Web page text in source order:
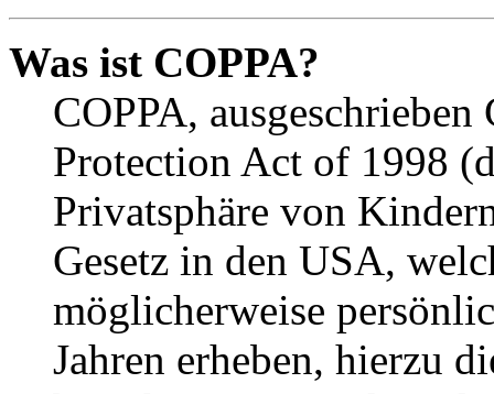
Was ist COPPA?
COPPA,
Protection Act of 1998
Privatsphäre von
Gesetz in den USA,
möglicherweise
Jahren erheben, hierzu